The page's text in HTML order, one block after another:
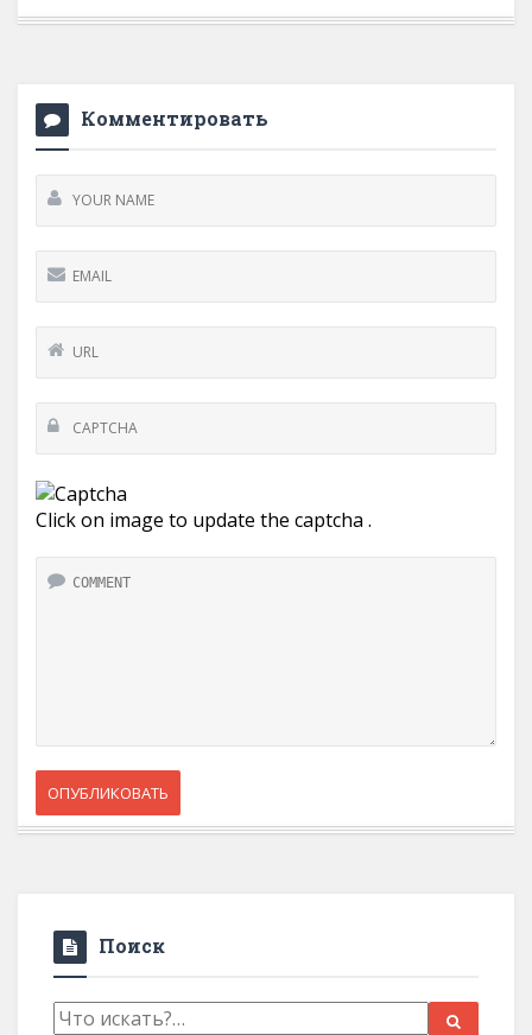
Комментировать
Click on image to update the captcha .
Поиск